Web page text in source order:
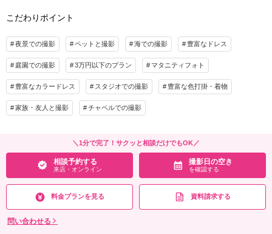
こだわりポイント
夜景での撮影 ペットと撮影 海での撮影 豊富なドレス
庭園での撮影 3万円以下のプラン マタニティフォト
豊富なカラードレス スタジオでの撮影 豊富な色打掛・着物
家族・友人と撮影 チャペルでの撮影
＼1分で完了！サクッと相談だけでもOK／
相談予約する
来店・オンライン
撮影日の空き
を確認する
料金プランを見る 資料請求する
問い合わせる